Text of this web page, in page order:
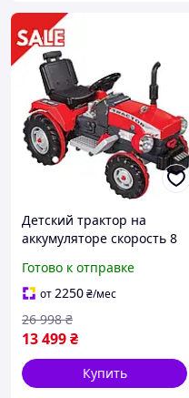
Детский трактор на
аккумуляторе скорость 8
Трактор с педалями с
сигналом и светом для
детей Красный
Готово к отправке
от2250₴/мес
13 499₴
26 998 ₴
Купить